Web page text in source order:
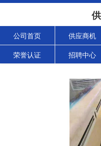
公司首页 供应商机
荣誉认证 招聘中心